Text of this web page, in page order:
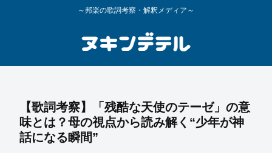
～邦楽の歌詞考察・解釈メディア～
【歌詞考察】「残酷な天使のテーゼ」の意
味とは？母の視点から読み解く“少年が神
話になる瞬間”